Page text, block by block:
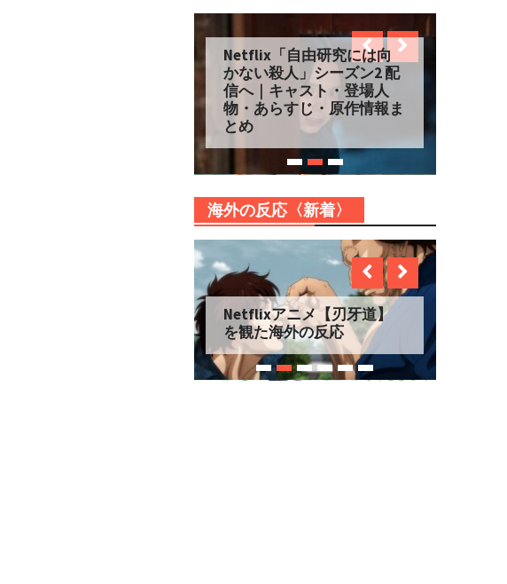
新たな旅へ「フォー・シー
ズンズ」シーズン2 が
Netflixに登場！─キャス
ト・登場人物・あらすじ総
まとめ
海外の反応〈新着〉
Netflixアニメ【プリズム
輪舞曲】を観た海外の反応